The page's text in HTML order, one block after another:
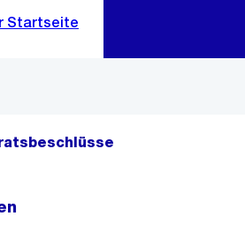
ein